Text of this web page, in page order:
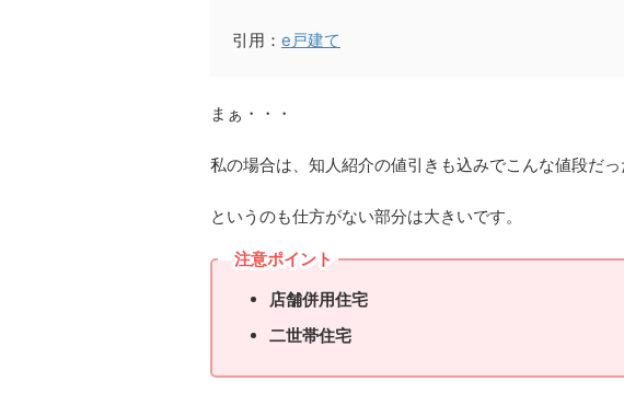
引用： e戸建て
まぁ・・・
私の場合は、知人紹介の値引きも込みでこんな値段だ
というのも仕方がない部分は大きいです。
注意ポイント
店舗併用住宅
二世帯住宅